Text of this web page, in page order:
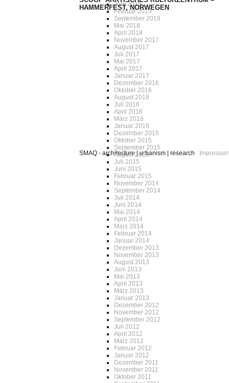
HAMMERFEST, NORWEGEN
Juni 2019
Februar 2019
September 2018
Mai 2018
April 2018
November 2017
August 2017
Juli 2017
Mai 2017
April 2017
Januar 2017
Dezember 2016
Oktober 2016
August 2016
Juli 2016
April 2016
März 2016
Januar 2016
Dezember 2015
Oktober 2015
September 2015
August 2015
Juli 2015
Juni 2015
Februar 2015
November 2014
September 2014
Juli 2014
Juni 2014
Mai 2014
April 2014
März 2014
Februar 2014
Januar 2014
Dezember 2013
November 2013
August 2013
Juni 2013
Mai 2013
April 2013
März 2013
Januar 2013
Dezember 2012
November 2012
September 2012
Juli 2012
April 2012
März 2012
Februar 2012
Januar 2012
Dezember 2011
November 2011
Oktober 2011
SMAQ - architecture | urbanism | research